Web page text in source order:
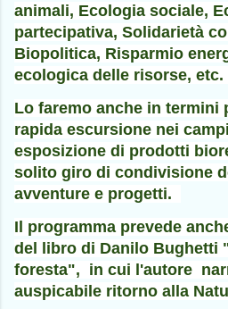
animali, Ecologia sociale,
partecipativa, Solidarietà
Biopolitica, Risparmio
ecologica delle risorse, etc.
Lo faremo anche in termini
rapida escursione nei
esposizione di prodotti
solito giro di condivisione
avventure e progetti.
Il programma prevede
del libro di Danilo Bughetti
foresta", in cui l'autore
auspicabile ritorno alla